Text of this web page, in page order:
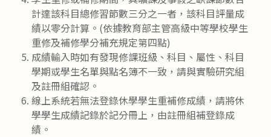
計達該科目總修習節數三分之一者，該科目評量成
績以零分計算。(依據教育部主管高級中等學校學生
重修及補修學分補充規定第四點)
成績輸入時如有發現修課班級、科目、屬性、科目
學期或學生名單與點名簿不一致，請與實驗研究組
及註冊組確認。
線上系統若無法登錄休學學生重補修成績，請將休
學學生成績記錄於記分冊上，由註冊組補登錄成
績。